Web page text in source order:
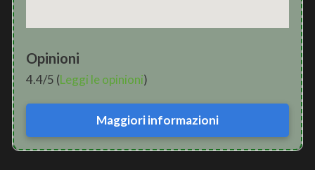
Opinioni
4.4/5 (Leggi le opinioni)
Maggiori informazioni